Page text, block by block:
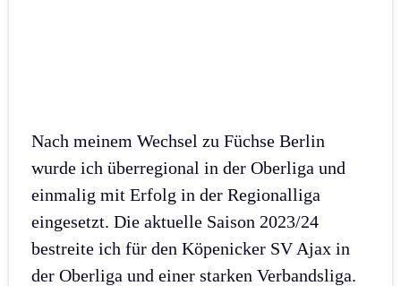
Nach meinem Wechsel zu Füchse Berlin
wurde ich überregional in der Oberliga und
einmalig mit Erfolg in der Regionalliga
eingesetzt. Die aktuelle Saison 2023/24
bestreite ich für den Köpenicker SV Ajax in
der Oberliga und einer starken Verbandsliga.